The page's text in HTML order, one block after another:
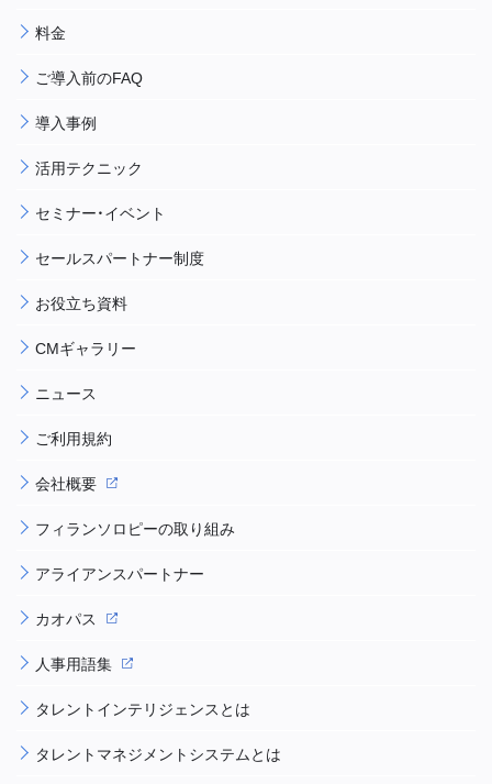
料金
ご導入前のFAQ
導入事例
活用テクニック
セミナー・イベント
セールスパートナー制度
お役立ち資料
CMギャラリー
ニュース
ご利用規約
会社概要
フィランソロピーの取り組み
アライアンスパートナー
カオパス
人事用語集
タレントインテリジェンスとは
タレントマネジメントシステムとは